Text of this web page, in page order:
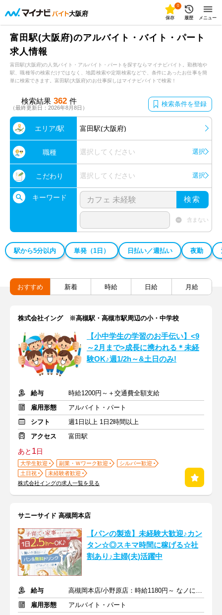
大阪府
0
保存 履歴 メニュー
富田駅(大阪府)のアルバイト・バイト・パート
求人情報
富田駅(大阪府)の人気バイト・アルバイト・パートを探すならマイナビバイト。勤務地や
駅、職種等の検索だけではなく、地図検索や定期検索などで、条件にあったお仕事を簡
単に検索できます。富田駅(大阪府)のお仕事探しはマイナビバイトで検索！
検索結果 362 件
（最終更新日：2026年8月8日） 検索条件を登録
エリア/駅 富田駅(大阪府)
職種 選択してください 選択
こだわり 選択してください 選択
キーワード 検索
含まない
駅から5分以内 単発（1日） 日払い／週払い 夜勤
おすすめ 新着 時給 日給 月給
株式会社イング ※高槻駅・高槻市駅周辺の小・中学校
【小中学生の学習のお手伝い】<9
～2月まで>成長に携われる＊未経
験OK♪週1/2h～&土日のみ!
給与
時給1200円～＋交通費全額支給
雇用形態
アルバイト・パート
シフト
週1日以上 1日2時間以上
アクセス
富田駅
あと 1日
大学生歓迎 副業・Ｗワーク歓迎
シルバー歓迎
土日祝
未経験者歓迎
株式会社イングの求人一覧を見る
サニーサイド 高槻岡本店
【パンの製造】未経験大歓迎♪カン
タン☆◎スキマ時間に稼げる☆社
割あり♪主婦(夫)活躍中
給与
高槻岡本店/小野原店：時給1180円～ なノにわ店：時給1200円～
雇用形態
アルバイト・パート